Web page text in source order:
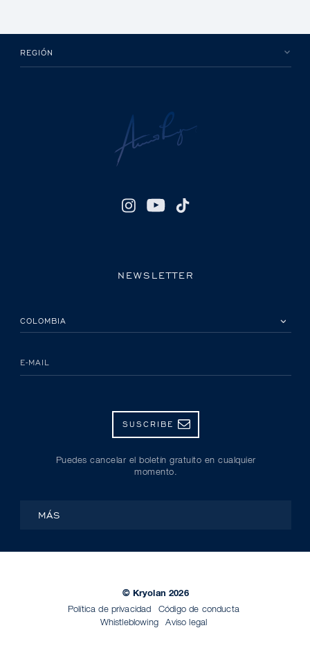
REGIÓN
NEWSLETTER
E-MAIL
SUSCRIBE
Puedes cancelar el boletín gratuito en cualquier
momento.
MÁS
© Kryolan 2026
Política de privacidad
Código de conducta
Whistleblowing
Aviso legal